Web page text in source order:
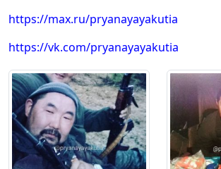
https://max.ru/pryanayayakutia
https://vk.com/pryanayayakutia